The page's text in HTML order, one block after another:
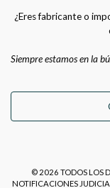
¿Eres fabricante o
Siempre estamos en la
© 2026 TODOS LOS
NOTIFICACIONES